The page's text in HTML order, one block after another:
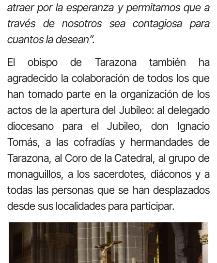
atraer por la esperanza y permitamos que a
través de nosotros sea contagiosa para
cuantos la desean”.
El obispo de Tarazona también ha
agradecido la colaboración de todos los que
han tomado parte en la organización de los
actos de la apertura del Jubileo: al delegado
diocesano para el Jubileo, don Ignacio
Tomás, a las cofradías y hermandades de
Tarazona, al Coro de la Catedral, al grupo de
monaguillos, a los sacerdotes, diáconos y a
todas las personas que se han desplazados
desde sus localidades para participar.